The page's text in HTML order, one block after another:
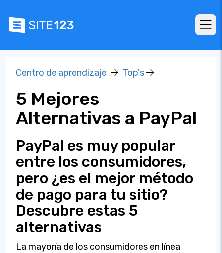
Centro de aprendizaje Top's
5 Mejores
Alternativas a PayPal
PayPal es muy popular
entre los consumidores,
pero ¿es el mejor método
de pago para tu sitio?
Descubre estas 5
alternativas
La mayoría de los consumidores en línea